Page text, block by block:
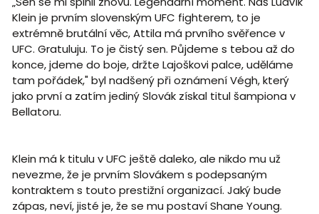
Klein je prvním slovenským UFC fighterem, to je
extrémně brutální věc, Attila má prvního svěřence v
UFC. Gratuluju. To je čistý sen. Půjdeme s tebou až do
konce, jdeme do boje, držte Lajoškovi palce, uděláme
tam pořádek," byl nadšený při oznámení Végh, který
jako první a zatím jediný Slovák získal titul šampiona v
Bellatoru.
Klein má k titulu v UFC ještě daleko, ale nikdo mu už
nevezme, že je prvním Slovákem s podepsaným
kontraktem s touto prestižní organizací. Jaký bude
zápas, neví, jisté je, že se mu postaví Shane Young.